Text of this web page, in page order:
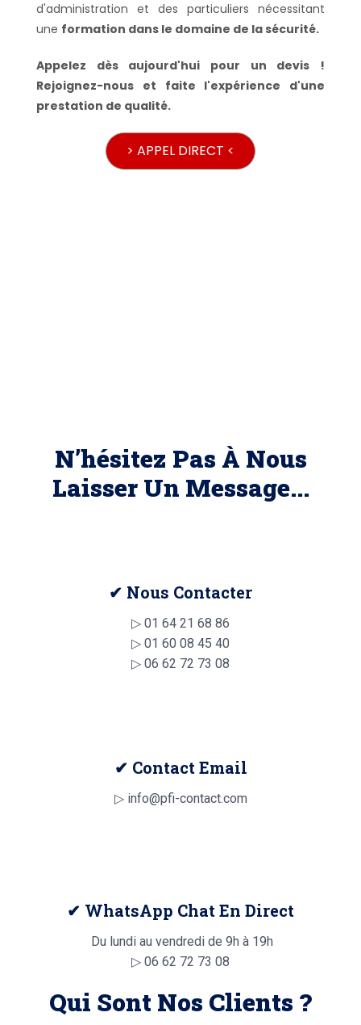
d'administration et des particuliers nécessitant
une formation dans le domaine de la sécurité.
Appelez dès aujourd'hui pour un devis !
Rejoignez-nous et faite l'expérience d'une
prestation de qualité.
> APPEL DIRECT <
N’hésitez Pas À Nous
Laisser Un Message...
✔ Nous Contacter
▷ 01 64 21 68 86
▷ 01 60 08 45 40
▷ 06 62 72 73 08
✔ Contact Email
▷ info@pfi-contact.com
✔ WhatsApp Chat En Direct
Du lundi au vendredi de 9h à 19h
▷ 06 62 72 73 08
Qui Sont Nos Clients ?